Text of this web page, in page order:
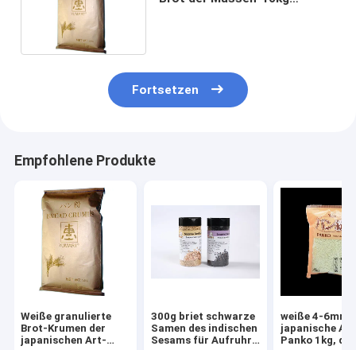
Fortsetzen
Empfohlene Produkte
Weiße granulierte
Brot-Krumen der
japanischen Art-
300g briet schwarze
Samen des indischen
Sesams für Aufruhr-
weiße 4-6mm
japanische Art
Panko 1kg,